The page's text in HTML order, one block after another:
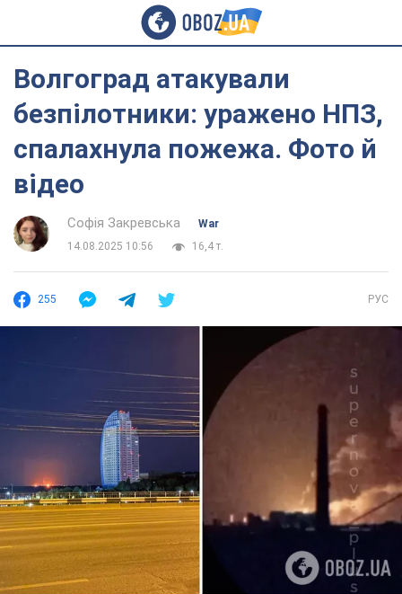
Волгоград атакували
безпілотники: уражено НПЗ,
спалахнула пожежа. Фото й
відео
Софія Закревська
War
14.08.2025 10:56
16,4 т.
255 РУС